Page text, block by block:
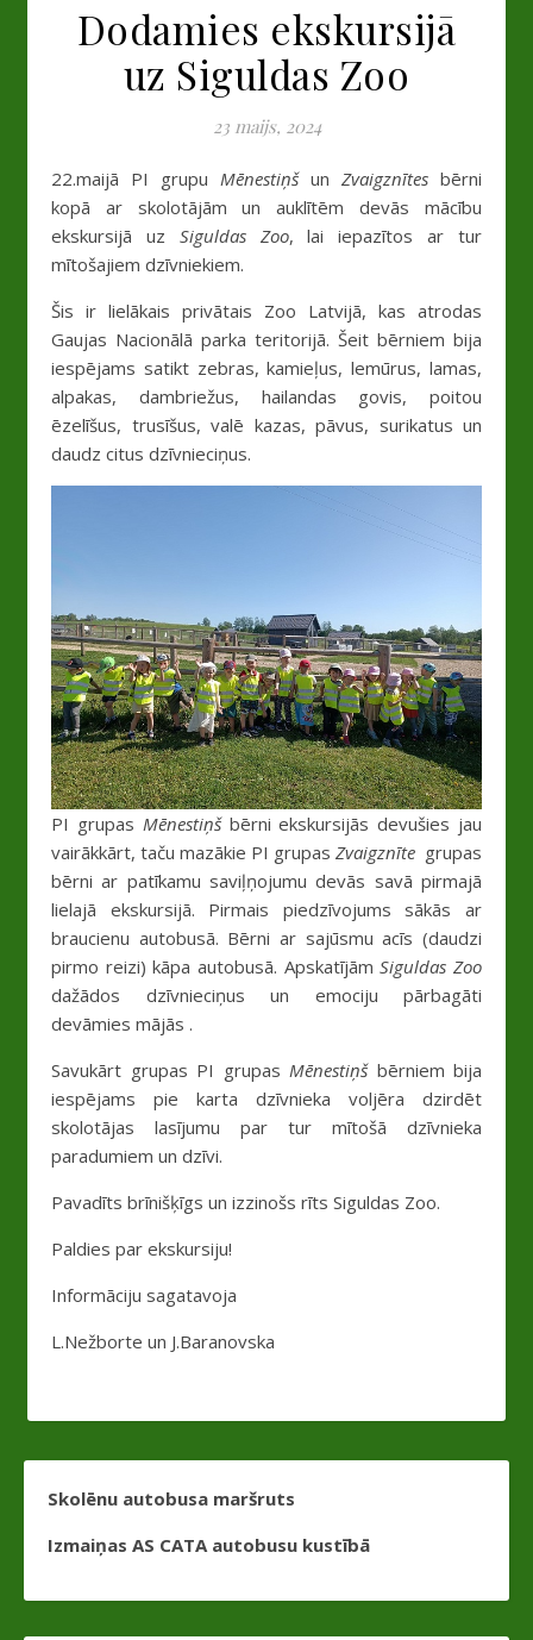
Dodamies ekskursijā
uz Siguldas Zoo
23 maijs, 2024
22.maijā PI grupu Mēnestiņšun Zvaigznītes bērni
kopā ar skolotājām un auklītēm devās mācību
ekskursijā uz Siguldas Zoo, lai iepazītos ar tur
mītošajiem dzīvniekiem.
Šis ir lielākais privātais Zoo Latvijā, kas atrodas
Gaujas Nacionālā parka teritorijā. Šeit bērniem bija
iespējams satikt zebras, kamieļus, lemūrus, lamas,
alpakas, dambriežus, hailandas govis, poitou
ēzelīšus, trusīšus, valē kazas, pāvus, surikatus un
daudz citus dzīvnieciņus.
PI grupas Mēnestiņš bērni ekskursijās devušies jau
vairākkārt, taču mazākie PI grupas Zvaigznīte grupas
bērni ar patīkamu saviļņojumu devās savā pirmajā
lielajā ekskursijā. Pirmais piedzīvojums sākās ar
braucienu autobusā. Bērni ar sajūsmu acīs (daudzi
pirmo reizi) kāpa autobusā. ApskatījāmSiguldas Zoo
dažādos dzīvnieciņus un emociju pārbagāti
devāmies mājās .
Savukārt grupas PI grupas Mēnestiņšbērniem bija
iespējams pie karta dzīvnieka voljēra dzirdēt
skolotājas lasījumu par tur mītošā dzīvnieka
paradumiem un dzīvi.
Pavadīts brīnišķīgs un izzinošs rīts Siguldas Zoo.
Paldies par ekskursiju!
Informāciju sagatavoja
L.Nežborte un J.Baranovska
Skolēnu autobusa maršruts
Izmaiņas AS CATA autobusu kustībā